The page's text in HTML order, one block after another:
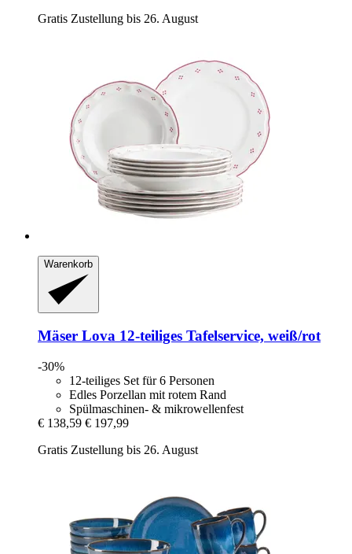
Gratis Zustellung bis 26. August
Warenkorb
Mäser Lova 12-​teiliges Tafelservice, weiß/rot
-30%
12-teiliges Set für 6 Personen
Edles Porzellan mit rotem Rand
Spülmaschinen- & mikrowellenfest
€ 138,59 € 197,99
Gratis Zustellung bis 26. August